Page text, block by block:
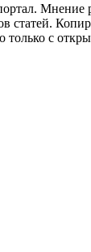
Мнение
статей.
только с